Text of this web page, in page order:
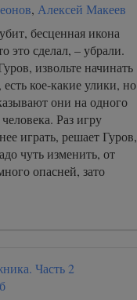
, Алексей Макеев
бесценная икона
это сделал, – убрали.
извольте начинать
кое-какие улики, но
они на одного
Раз игру
играть, решает Гуров,
чуть изменить, от
опасней, зато
Часть 2